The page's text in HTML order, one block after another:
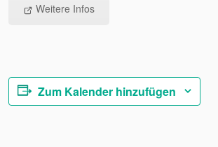
Weitere Infos
Zum Kalender hinzufügen